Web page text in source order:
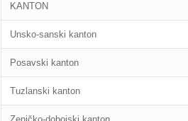
KANTON
Unsko-sanski kanton
Posavski kanton
Tuzlanski kanton